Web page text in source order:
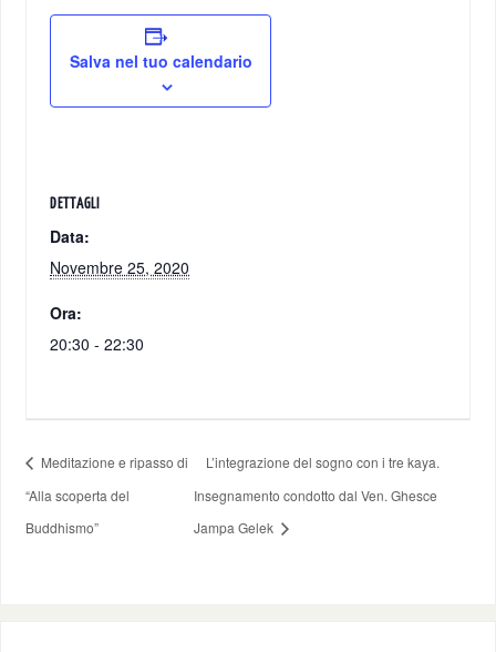
Salva nel tuo calendario
DETTAGLI
Data:
Novembre 25, 2020
Ora:
20:30 - 22:30
Meditazione e ripasso di
“Alla scoperta del
Buddhismo”
L’integrazione del sogno con i tre kaya.
Insegnamento condotto dal Ven. Ghesce
Jampa Gelek